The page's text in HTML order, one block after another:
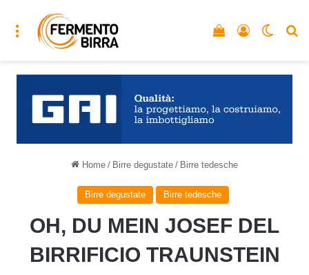
Menu Accedi
Vedi il carrello
Home / Birre degustate / Birre tedesche
Birre degustate Birre tedesche
OH, DU MEIN JOSEF DEL
BIRRIFICIO TRAUNSTEIN